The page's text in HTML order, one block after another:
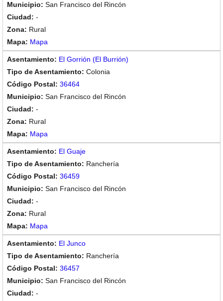
San Francisco del Rincón
-
Rural
Mapa
El Gorrión (El Burrión)
Colonia
36464
San Francisco del Rincón
-
Rural
Mapa
El Guaje
Ranchería
36459
San Francisco del Rincón
-
Rural
Mapa
El Junco
Ranchería
36457
San Francisco del Rincón
-